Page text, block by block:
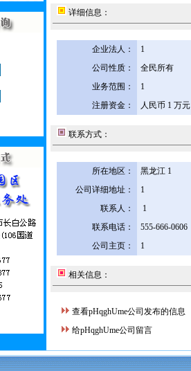
详细信息：
企业法人：
1
公司性质：
全民所有
业务范围：
1
注册资金：
人民币 1 万元
联系方式：
所在地区： 黑龙江 1
公司详细地址：
1
联系人：
1
联系电话：
555-666-0606
公司主页：
1
相关信息：
查看pHqghUme公司发布的信息
给pHqghUme公司留言